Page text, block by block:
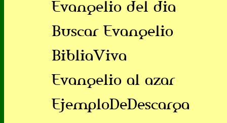
Evangelio del dia
Buscar Evangelio
BibliaViva
Evangelio al azar
EjemploDeDescarga